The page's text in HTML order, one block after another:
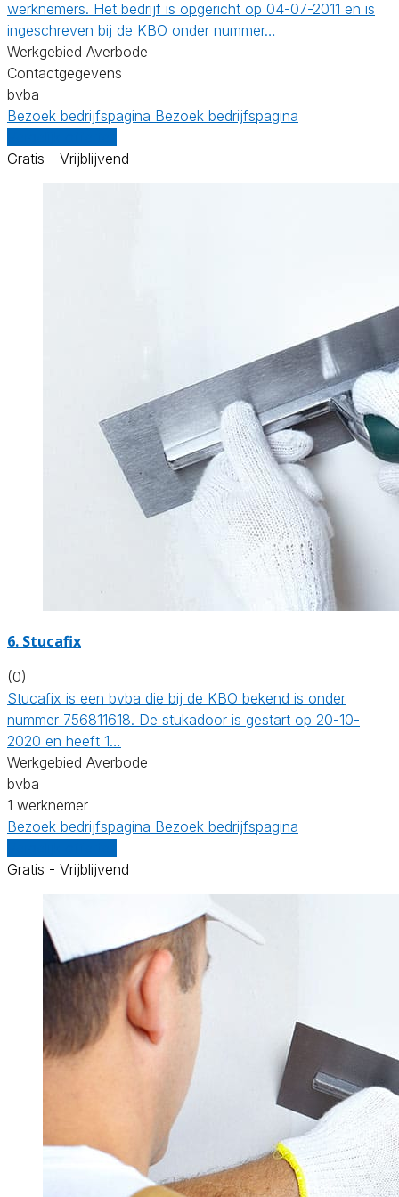
werknemers. Het bedrijf is opgericht op 04-07-2011 en is
ingeschreven bij de KBO onder nummer…
Werkgebied Averbode
Contactgegevens
bvba
Bezoek bedrijfspagina Bezoek bedrijfspagina
Gratis - Vrijblijvend
6. Stucafix
(0)
Stucafix is een bvba die bij de KBO bekend is onder
nummer 756811618. De stukadoor is gestart op 20-10-
2020 en heeft 1…
Werkgebied Averbode
bvba
1 werknemer
Bezoek bedrijfspagina Bezoek bedrijfspagina
Gratis - Vrijblijvend